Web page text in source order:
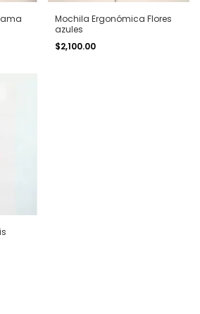
Mochila Ergonómica Flores
azules
$2,100.00